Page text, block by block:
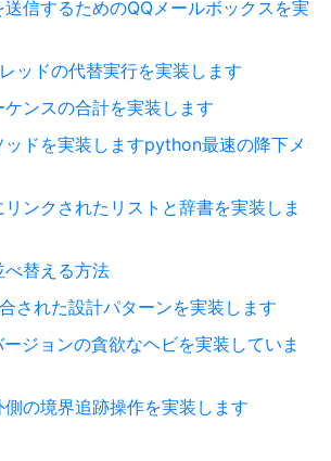
信するためのQQメールボックスを実
ッドの代替実行を実装します
ンスの合計を実装します
ドを実装しますpython最速の降下メ
ンクされたリストと辞書を実装しま
替える方法
された設計パターンを実装します
ジョンの貪欲なヘビを実装していま
の境界追跡操作を実装します